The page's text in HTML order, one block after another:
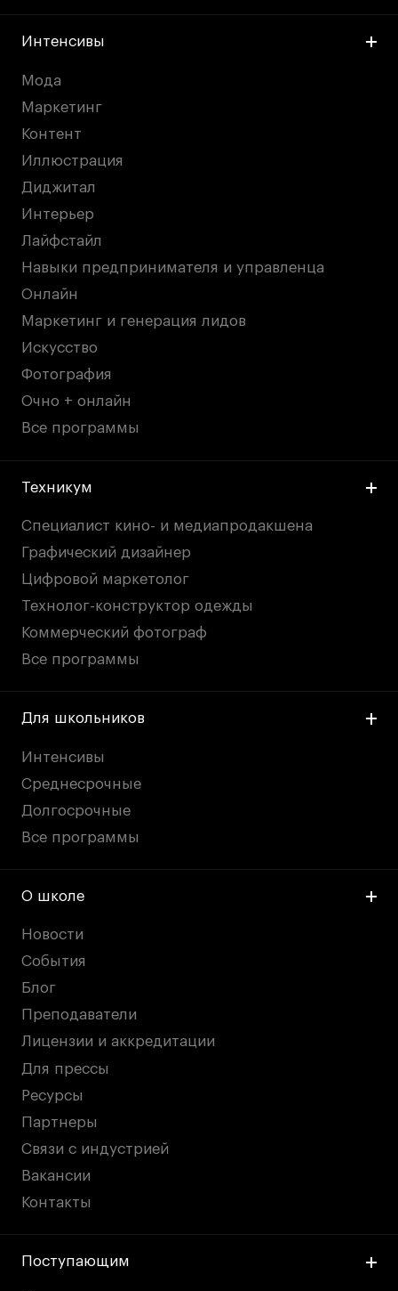
Интенсивы
Мода
Маркетинг
Контент
Иллюстрация
Диджитал
Интерьер
Лайфстайл
Навыки предпринимателя и управленца
Онлайн
Маркетинг и генерация лидов
Искусство
Фотография
Очно + онлайн
Все программы
Техникум
Специалист кино- и медиапродакшена
Графический дизайнер
Цифровой маркетолог
Технолог-конструктор одежды
Коммерческий фотограф
Все программы
Для школьников
Интенсивы
Среднесрочные
Долгосрочные
Все программы
О школе
Новости
События
Блог
Преподаватели
Лицензии и аккредитации
Для прессы
Ресурсы
Партнеры
Связи с индустрией
Вакансии
Контакты
Поступающим